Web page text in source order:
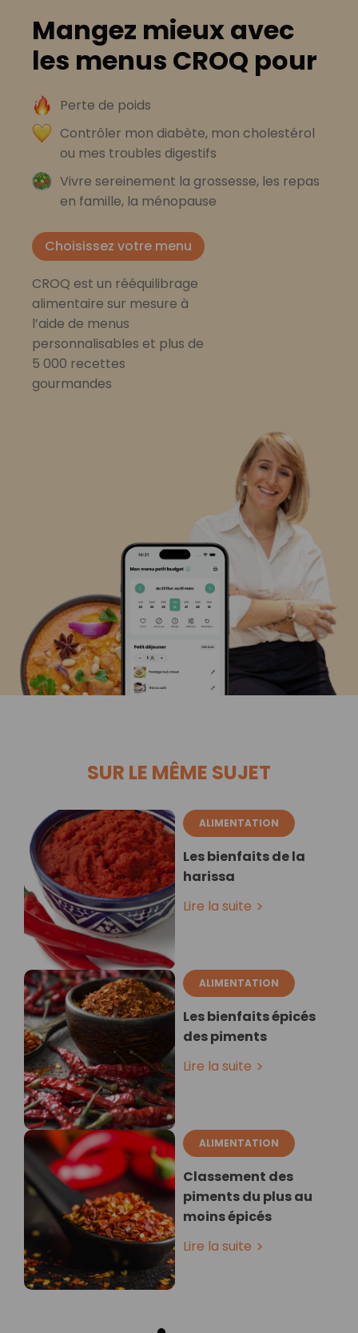
Mangez mieux avec
les menus CROQ pour
Perte de poids
Contrôler mon diabète, mon cholestérol
ou mes troubles digestifs
Vivre sereinement la grossesse, les repas
en famille, la ménopause
Choisissez votre menu
CROQ est un rééquilibrage
alimentaire sur mesure à
l’aide de menus
personnalisables et plus de
5 000 recettes
gourmandes
SUR LE MÊME SUJET
ALIMENTATION
Les bienfaits de la
harissa
Lire la suite
ALIMENTATION
Les bienfaits épicés
des piments
Lire la suite
ALIMENTATION
Classement des
piments du plus au
moins épicés
Lire la suite